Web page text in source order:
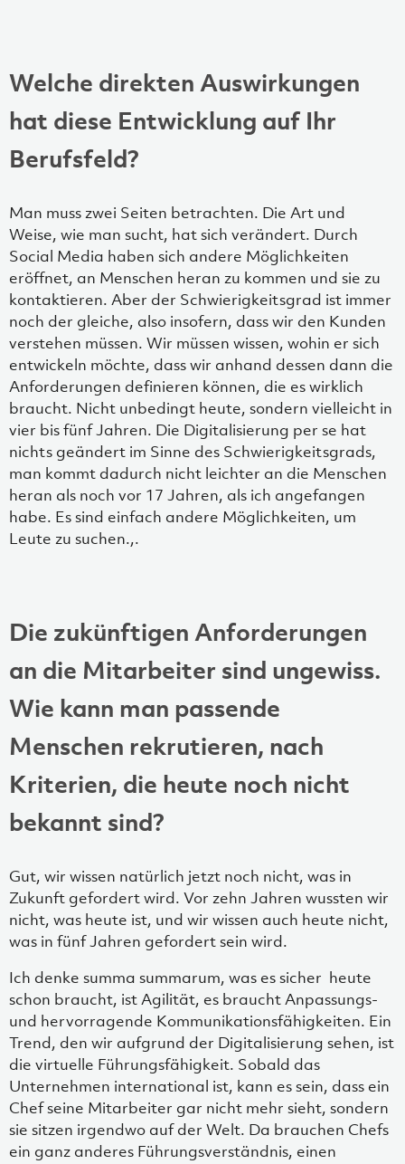
Welche direkten Auswirkungen
hat diese Entwicklung auf Ihr
Berufsfeld?
Man muss zwei Seiten betrachten. Die Art und
Weise, wie man sucht, hat sich verändert. Durch
Social Media haben sich andere Möglichkeiten
eröffnet, an Menschen heran zu kommen und sie zu
kontaktieren. Aber der Schwierigkeitsgrad ist immer
noch der gleiche, also insofern, dass wir den Kunden
verstehen müssen. Wir müssen wissen, wohin er sich
entwickeln möchte, dass wir anhand dessen dann die
Anforderungen definieren können, die es wirklich
braucht. Nicht unbedingt heute, sondern vielleicht in
vier bis fünf Jahren. Die Digitalisierung per se hat
nichts geändert im Sinne des Schwierigkeitsgrads,
man kommt dadurch nicht leichter an die Menschen
heran als noch vor 17 Jahren, als ich angefangen
habe. Es sind einfach andere Möglichkeiten, um
Leute zu suchen.,.
Die zukünftigen Anforderungen
an die Mitarbeiter sind ungewiss.
Wie kann man passende
Menschen rekrutieren, nach
Kriterien, die heute noch nicht
bekannt sind?
Gut, wir wissen natürlich jetzt noch nicht, was in
Zukunft gefordert wird. Vor zehn Jahren wussten wir
nicht, was heute ist, und wir wissen auch heute nicht,
was in fünf Jahren gefordert sein wird.
Ich denke summa summarum, was es sicher heute
schon braucht, ist Agilität, es braucht Anpassungs-
und hervorragende Kommunikationsfähigkeiten. Ein
Trend, den wir aufgrund der Digitalisierung sehen, ist
die virtuelle Führungsfähigkeit. Sobald das
Unternehmen international ist, kann es sein, dass ein
Chef seine Mitarbeiter gar nicht mehr sieht, sondern
sie sitzen irgendwo auf der Welt. Da brauchen Chefs
ein ganz anderes Führungsverständnis, einen